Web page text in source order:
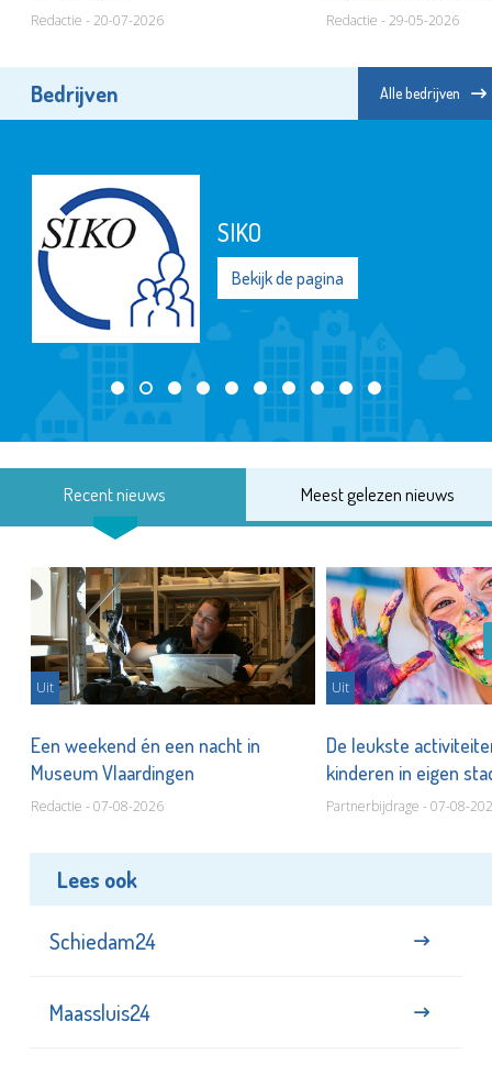
Redactie - 20-07-2026 Redactie - 29-05-2026
Bedrijven Alle bedrijven
SIKO
Bekijk de pagina
Recent nieuws Meest gelezen nieuws
Uit
Een weekend én een nacht in
Museum Vlaardingen
Redactie - 07-08-2026
Uit
De leukste
kinderen in eigen
Partnerbijdrage - 07-08-
Lees ook
Schiedam24
Maassluis24